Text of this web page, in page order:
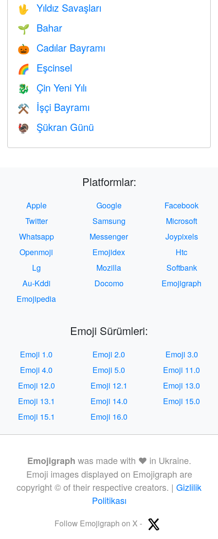
🖖 Yıldız Savaşları
🌱 Bahar
🎃 Cadılar Bayramı
🌈 Eşcinsel
🐉 Çin Yeni Yılı
⚒️ İşçi Bayramı
🦃 Şükran Günü
Platformlar:
Apple Google
Facebook
Twitter
Samsung
Microsoft
Whatsapp
Messenger
Joypixels
Openmoji
Emojidex
Htc
Lg
Mozilla
Softbank
Au-Kddi
Docomo
Emojigraph
Emojipedia
Emoji Sürümleri:
Emoji 1.0 Emoji 2.0
Emoji 3.0
Emoji 4.0
Emoji 5.0
Emoji 11.0
Emoji 12.0
Emoji 12.1
Emoji 13.0
Emoji 13.1
Emoji 14.0
Emoji 15.0
Emoji 15.1
Emoji 16.0
Emojigraph was made with ❤️ in Ukraine.
Emoji images displayed on Emojigraph are
copyright © of their respective creators. | Gizlilik
Politikası
Follow Emojigraph on X -